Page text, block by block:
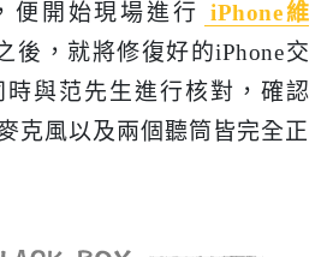
便開始現場進行 iPhone維
後，就將修復好的iPhone交
與范先生進行核對，確認
克風以及兩個聽筒皆完全正